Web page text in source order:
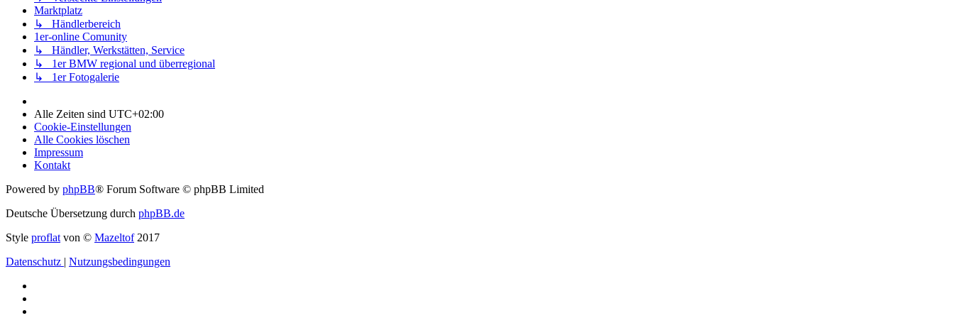
Marktplatz
↳ Händlerbereich
1er-online Comunity
↳ Händler, Werkstätten, Service
↳ 1er BMW regional und überregional
↳ 1er Fotogalerie
Alle Zeiten sind UTC+02:00
Cookie-Einstellungen
Alle Cookies löschen
Impressum
Kontakt
Powered by phpBB® Forum Software © phpBB Limited
Deutsche Übersetzung durch phpBB.de
Style proflat von © Mazeltof2017
Datenschutz | Nutzungsbedingungen